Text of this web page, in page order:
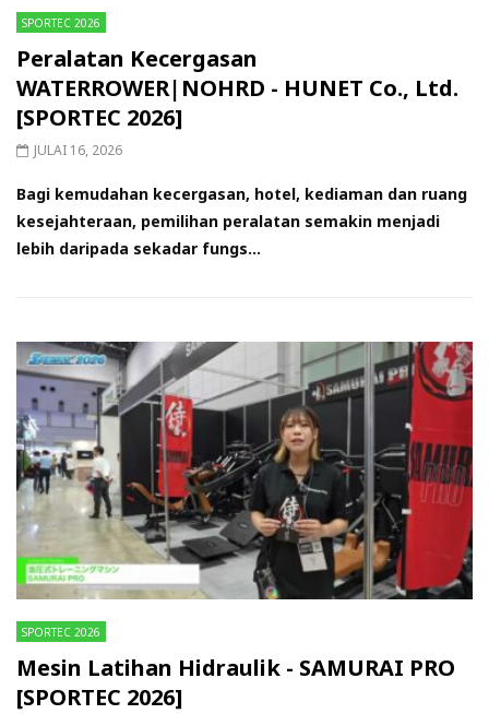
SPORTEC 2026
Peralatan Kecergasan
WATERROWER|NOHRD - HUNET Co., Ltd.
[SPORTEC 2026]
JULAI 16, 2026
Bagi kemudahan kecergasan, hotel, kediaman dan ruang
kesejahteraan, pemilihan peralatan semakin menjadi
lebih daripada sekadar fungs...
SPORTEC 2026
Mesin Latihan Hidraulik - SAMURAI PRO
[SPORTEC 2026]